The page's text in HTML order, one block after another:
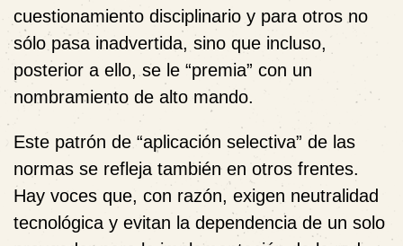
cuestionamiento disciplinario y para otros no
sólo pasa inadvertida, sino que incluso,
posterior a ello, se le “premia” con un
nombramiento de alto mando.
Este patrón de “aplicación selectiva” de las
normas se refleja también en otros frentes.
Hay voces que, con razón, exigen neutralidad
tecnológica y evitan la dependencia de un solo